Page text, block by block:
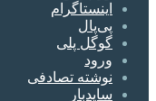
اینستاگرام
پی‌پال
گوگل پلی
ورود
نوشته تصادفی
سایدبار